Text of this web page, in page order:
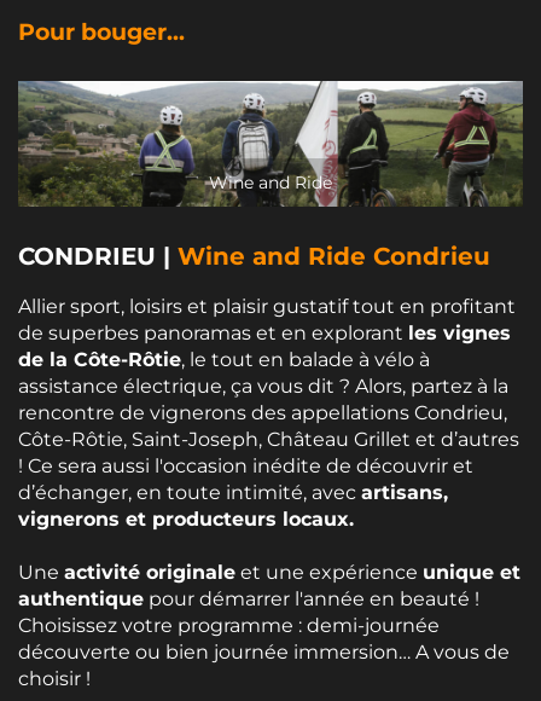
Pour bouger...
Wine and Ride
CONDRIEU | Wine and Ride Condrieu
Allier sport, loisirs et plaisir gustatif tout en profitant
de superbes panoramas et en explorant les vignes
de la Côte-Rôtie, le tout en balade à vélo à
assistance électrique, ça vous dit ? Alors, partez à la
rencontre de vignerons des appellations Condrieu,
Côte-Rôtie, Saint-Joseph, Château Grillet et d’autres
! Ce sera aussi l'occasion inédite de découvrir et
d’échanger, en toute intimité, avec artisans,
vignerons et producteurs locaux.
Une activité originale et une expérience unique et
authentique pour démarrer l'année en beauté !
Choisissez votre programme : demi-journée
découverte ou bien journée immersion… A vous de
choisir !